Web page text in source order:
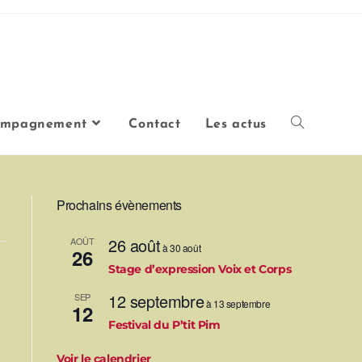
Contact Les actus
Prochains évènements
AOÛT
26 26 aoûtà30 août
Stage d’expression Voix et Corps
SEP
12 12 septembreà 13 septembre
Festival du P’tit Pim
Voir le calendrier